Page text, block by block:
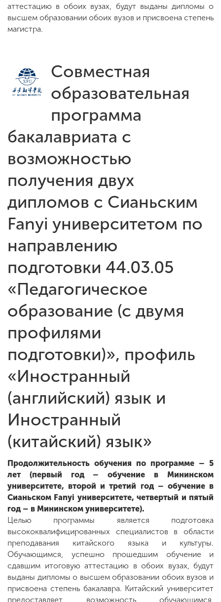
аттестацию в обоих вузах, будут выданы дипломы о
высшем образовании обоих вузов и присвоена степень
магистра.
Совместная
образовательная
программа
бакалавриата с
возможностью
получения двух
дипломов с Сианьским
Fanyi университетом по
направлению
подготовки 44.03.05
«Педагогическое
образование (с двумя
профилями
подготовки)», профиль
«Иностранный
(английский) язык и
Иностранный
(китайский) язык»
Продолжительность обучения по программе – 5
лет (первый год – обучение в Мининском
университете, второй и третий год – обучение в
Сианьском Fanyi университете, четвертый и пятый
год – в Мининском университете).
Целью программы является подготовка
высококвалифицированных специалистов в области
преподавания китайского языка и культуры.
Обучающимся, успешно прошедшим обучение и
сдавшим итоговую аттестацию в обоих вузах, будут
выданы дипломы о высшем образовании обоих вузов и
присвоена степень бакалавра. Китайский университет
предоставляет возможность обучающимся,